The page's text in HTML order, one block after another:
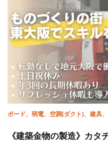
ボード、弱電、空調(ダクト)、建具
《建築金物の製造》カタ